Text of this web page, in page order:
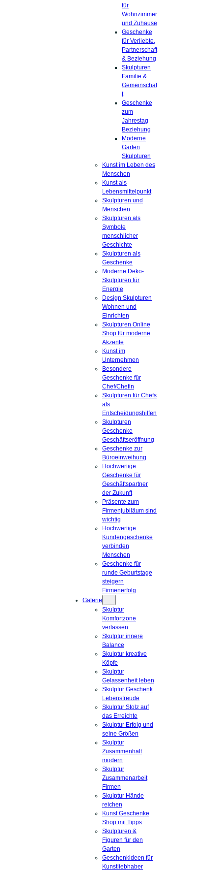
für
Wohnzimmer
und Zuhause
Geschenke
für Verliebte,
Partnerschaft
& Beziehung
Skulpturen
Familie &
Gemeinschaf
t
Geschenke
zum
Jahrestag
Beziehung
Moderne
Garten
Skulpturen
Kunst im Leben des
Menschen
Kunst als
Lebensmittelpunkt
Skulpturen und
Menschen
Skulpturen als
Symbole
menschlicher
Geschichte
Skulpturen als
Geschenke
Moderne Deko-
Skulpturen für
Energie
Design Skulpturen
Wohnen und
Einrichten
Skulpturen Online
Shop für moderne
Akzente
Kunst im
Unternehmen
Besondere
Geschenke für
Chef/Chefin
Skulpturen für Chefs
als
Entscheidungshilfen
Skulpturen
Geschenke
Geschäftseröffnung
Geschenke zur
Büroeinweihung
Hochwertige
Geschenke für
Geschäftspartner
der Zukunft
Präsente zum
Firmenjubiläum sind
wichtig
Hochwertige
Kundengeschenke
verbinden
Menschen
Geschenke für
runde Geburtstage
steigern
Firmenerfolg
Galerie
Skulptur
Komfortzone
verlassen
Skulptur innere
Balance
Skulptur kreative
Köpfe
Skulptur
Gelassenheit leben
Skulptur Geschenk
Lebensfreude
Skulptur Stolz auf
das Erreichte
Skulptur Erfolg und
seine Größen
Skulptur
Zusammenhalt
modern
Skulptur
Zusammenarbeit
Firmen
Skulptur Hände
reichen
Kunst Geschenke
Shop mit Tipps
Skulpturen &
Figuren für den
Garten
Geschenkideen für
Kunstliebhaber